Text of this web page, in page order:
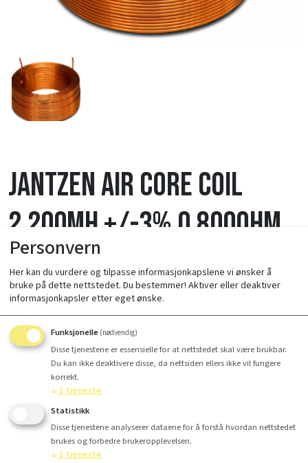
Jantzen Air Core Coil
2,200mH +/-3% 0,800Ohm
wire 1,00mm=18AWG OD-57
/ 20mm
Personvern
Her kan du vurdere og tilpasse informasjonkapslene vi ønsker å
bruke på dette nettstedet. Du bestemmer! Aktiver eller deaktiver
informasjonkapsler etter eget ønske.
Funksjonelle (nødvendig)
Disse tjenestene er essensielle for at nettstedet skal være brukbar.
Du kan ikke deaktivere disse, da nettsiden ellers ikke vil fungere
korrekt.
↓ 1 tjeneste
Statistikk
Disse tjenestene analyserer dataene for å forstå hvordan nettstedet
brukes og forbedre brukeropplevelsen.
↓ 1tjeneste